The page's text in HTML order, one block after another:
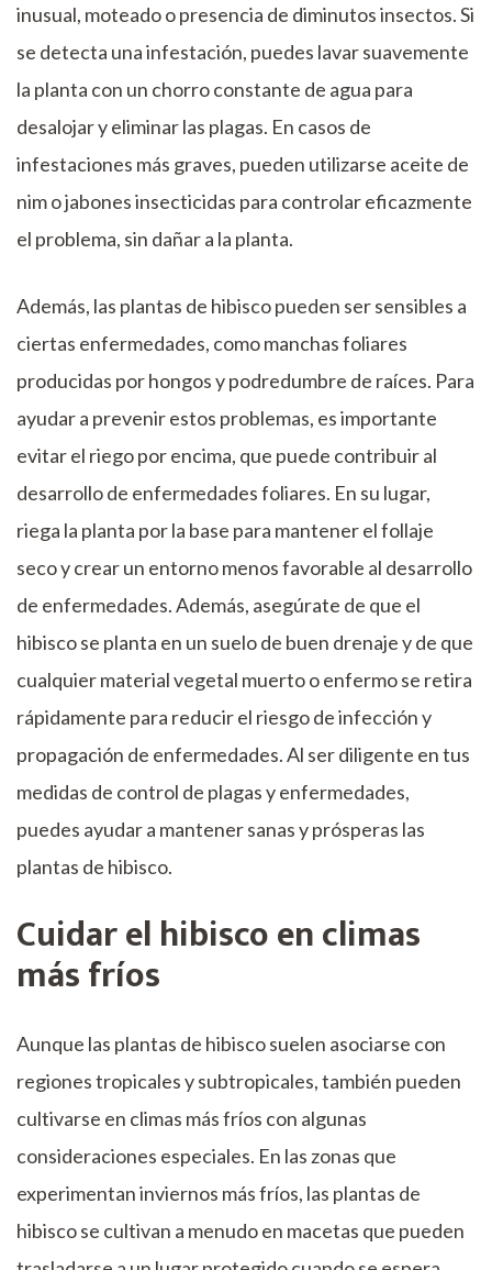
inusual, moteado o presencia de diminutos insectos. Si
se detecta una infestación, puedes lavar suavemente
la planta con un chorro constante de agua para
desalojar y eliminar las plagas. En casos de
infestaciones más graves, pueden utilizarse aceite de
nim o jabones insecticidas para controlar eficazmente
el problema, sin dañar a la planta.
Además, las plantas de hibisco pueden ser sensibles a
ciertas enfermedades, como manchas foliares
producidas por hongos y podredumbre de raíces. Para
ayudar a prevenir estos problemas, es importante
evitar el riego por encima, que puede contribuir al
desarrollo de enfermedades foliares. En su lugar,
riega la planta por la base para mantener el follaje
seco y crear un entorno menos favorable al desarrollo
de enfermedades. Además, asegúrate de que el
hibisco se planta en un suelo de buen drenaje y de que
cualquier material vegetal muerto o enfermo se retira
rápidamente para reducir el riesgo de infección y
propagación de enfermedades. Al ser diligente en tus
medidas de control de plagas y enfermedades,
puedes ayudar a mantener sanas y prósperas las
plantas de hibisco.
Cuidar el hibisco en climas
más fríos
Aunque las plantas de hibisco suelen asociarse con
regiones tropicales y subtropicales, también pueden
cultivarse en climas más fríos con algunas
consideraciones especiales. En las zonas que
experimentan inviernos más fríos, las plantas de
hibisco se cultivan a menudo en macetas que pueden